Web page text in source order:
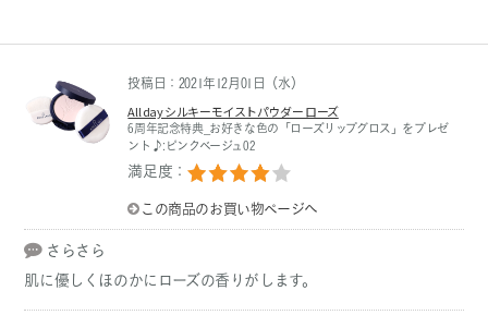
投稿日：2021年12月01日（水）
All day シルキーモイストパウダー ローズ
6周年記念特典_お好きな色の「ローズリップグロス」をプレゼ
ント♪:ピンクベージュ02
満足度：
この商品のお買い物ページへ
さらさら
肌に優しくほのかにローズの香りがします。